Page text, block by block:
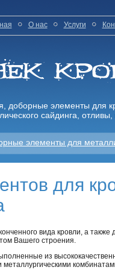
О нас Услуги
доборные элементы для
сайдинга, отливы,
элементы для
для
вида кровли, а
Вашего строения.
из